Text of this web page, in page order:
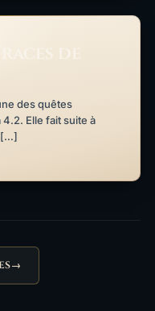
des quêtes
Elle fait suite à
[…]
»
→